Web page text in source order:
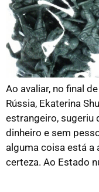
Ao avaliar, no final
Rússia, Ekaterina
estrangeiro, sugeriu
dinheiro e sem
alguma coisa está a
certeza. Ao Estado